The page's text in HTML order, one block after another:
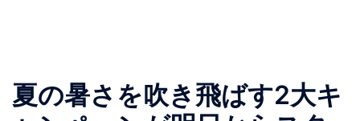
ー
夏の暑さを吹き飛ばす2大キ